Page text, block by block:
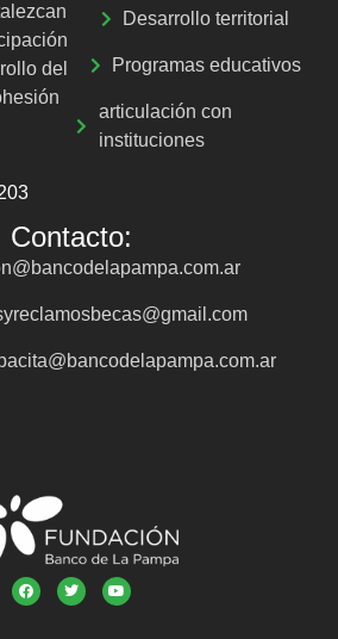
del
Desarrollo territorial
Programas educativos
articulación con
instituciones
Contacto: